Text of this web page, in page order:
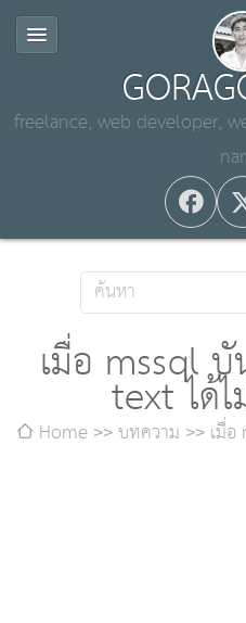
freelance, web developer,
เมื่อ mssql
text ได้
Home บทความ
เมื่